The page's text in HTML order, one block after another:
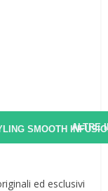
ALTRE
ed esclusivi